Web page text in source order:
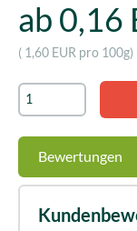
ab 0,16
( 1,60 EUR pro 100g)
Bewertungen